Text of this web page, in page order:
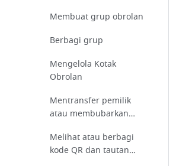
Membuat grup obrolan
Berbagi grup
Mengelola Kotak
Obrolan
Mentransfer pemilik
atau membubarkan
Melihat atau berbagi
kode QR dan tautan